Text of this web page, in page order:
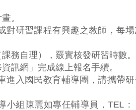
。
對研習課程有興趣之教師，每
務自理），覈實核發研習時數。
訊網」完成線上報名手續。
進入國民教育輔導團，請攜帶
組陳麗如專任輔導員，TEL：